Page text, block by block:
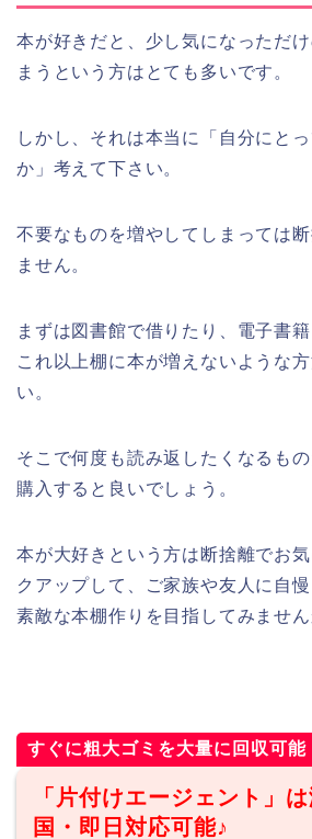
本が好きだと、少し気になっただ
まうという方はとても多いです。
しかし、それは本当に「自分にと
か」考えて下さい。
不要なものを増やしてしまっては
ません。
まずは図書館で借りたり、電子書籍
これ以上棚に本が増えないような
い。
そこで何度も読み返したくなるも
購入すると良いでしょう。
本が大好きという方は断捨離でお
クアップして、ご家族や友人に自
素敵な本棚作りを目指してみません
すぐに粗大ゴミを大量に回収可能
「片付けエージェント」
国・即日対応可能♪